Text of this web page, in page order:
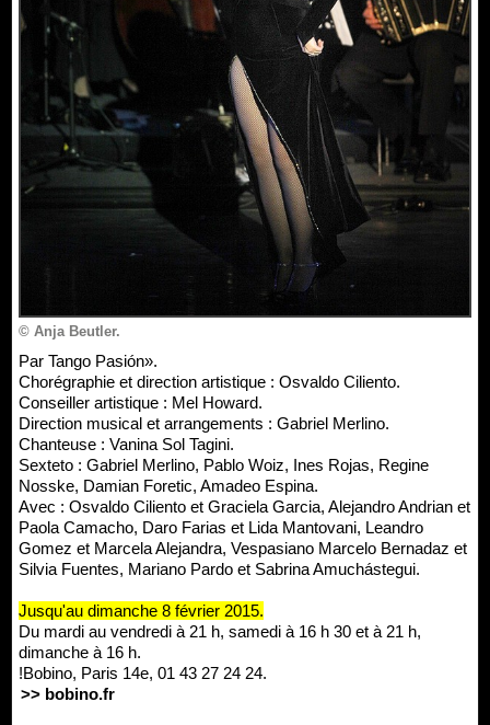
© Anja Beutler.
Par Tango Pasión».
Chorégraphie et direction artistique : Osvaldo Ciliento.
Conseiller artistique : Mel Howard.
Direction musical et arrangements : Gabriel Merlino.
Chanteuse : Vanina Sol Tagini.
Sexteto : Gabriel Merlino, Pablo Woiz, Ines Rojas, Regine
Nosske, Damian Foretic, Amadeo Espina.
Avec : Osvaldo Ciliento et Graciela Garcia, Alejandro Andrian et
Paola Camacho, Daro Farias et Lida Mantovani, Leandro
Gomez et Marcela Alejandra, Vespasiano Marcelo Bernadaz et
Silvia Fuentes, Mariano Pardo et Sabrina Amuchástegui.
Jusqu'au dimanche 8 février 2015.
Du mardi au vendredi à 21 h, samedi à 16 h 30 et à 21 h,
dimanche à 16 h.
!Bobino, Paris 14e, 01 43 27 24 24.
>> bobino.fr